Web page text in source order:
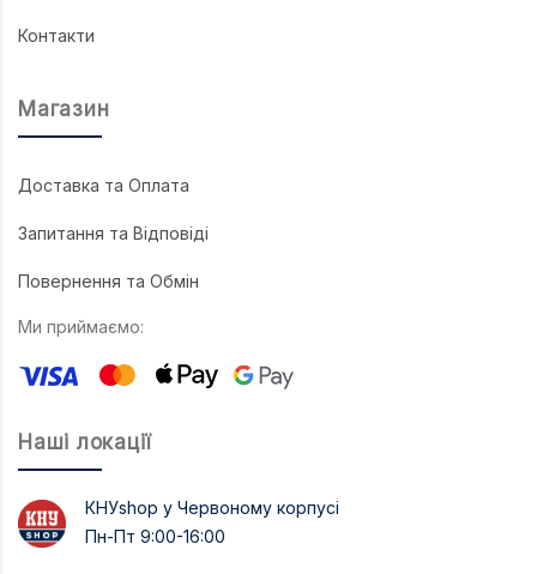
Контакти
Магазин
Доставка та Оплата
Запитання та Відповіді
Повернення та Обмін
Ми приймаємо:
Наші локації
КНУshop у Червоному корпусі
Пн-Пт 9:00-16:00